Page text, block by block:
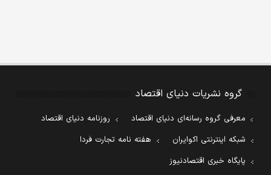
گروه نشریات دنیای اقتصاد
معرفی گروه رسانه‌ای دنیای اقتصاد
روزنامه دنیای اقتصاد
شبکه اینترنتی اکوایران
هفته نامه تجارت فردا
پایگاه خبری اقتصادنیوز